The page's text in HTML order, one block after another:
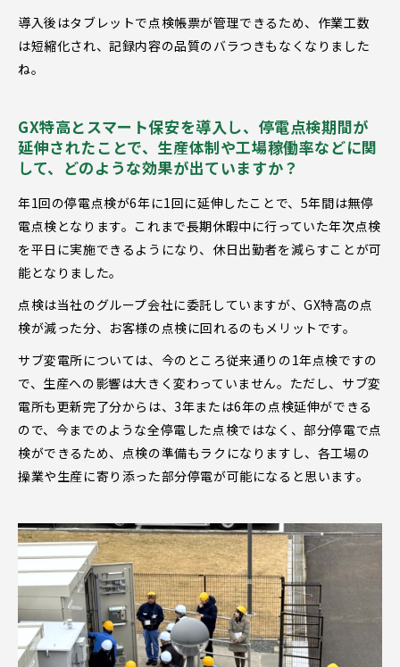
導入後はタブレットで点検帳票が管理できるため、作業工数
は短縮化され、記録内容の品質のバラつきもなくなりました
ね。
GX特高とスマート保安を導入し、停電点検期間が
延伸されたことで、生産体制や工場稼働率などに関
して、どのような効果が出ていますか？
年1回の停電点検が6年に1回に延伸したことで、5年間は無停
電点検となります。これまで長期休暇中に行っていた年次点検
を平日に実施できるようになり、休日出勤者を減らすことが可
能となりました。
点検は当社のグループ会社に委託していますが、GX特高の点
検が減った分、お客様の点検に回れるのもメリットです。
サブ変電所については、今のところ従来通りの1年点検ですの
で、生産への影響は大きく変わっていません。ただし、サブ変
電所も更新完了分からは、3年または6年の点検延伸ができる
ので、今までのような全停電した点検ではなく、部分停電で点
検ができるため、点検の準備もラクになりますし、各工場の
操業や生産に寄り添った部分停電が可能になると思います。